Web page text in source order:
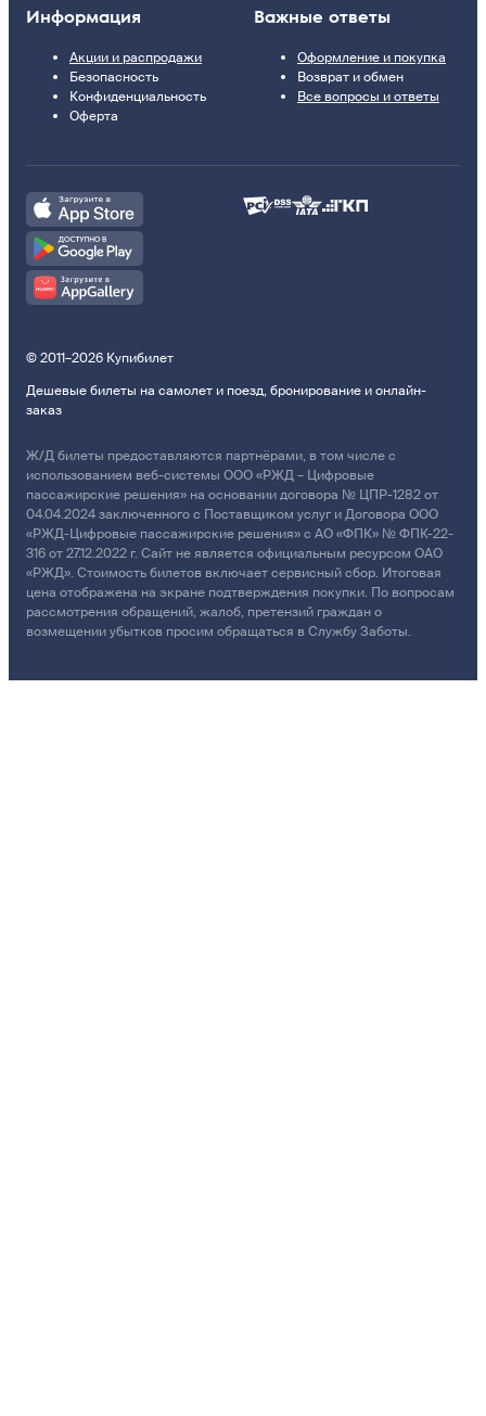
Информация
Акции и распродажи
Безопасность
Конфиденциальность
Оферта
Важные ответы
Оформление и покупка
Возврат и обмен
Все вопросы и ответы
© 2011–2026 Купибилет
Дешевые билеты на самолет и поезд, бронирование и онлайн-
заказ
Ж/Д билеты предоставляются партнёрами, в том числе с
использованием веб-системы ООО «РЖД – Цифровые
пассажирские решения» на основании договора № ЦПР-1282 от
04.04.2024 заключенного с Поставщиком услуг и Договора ООО
«РЖД-Цифровые пассажирские решения» с АО «ФПК» № ФПК-22-
316 от 27.12.2022 г. Сайт не является официальным ресурсом ОАО
«РЖД». Стоимость билетов включает сервисный сбор. Итоговая
цена отображена на экране подтверждения покупки. По вопросам
рассмотрения обращений, жалоб, претензий граждан о
возмещении убытков просим обращаться в Службу Заботы.